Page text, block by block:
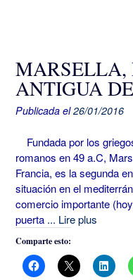
MARSELLA,
ANTIGUA
Publicada el26/01/2016
Fundada por los
romanos en 49 a.C,
Francia, es la segunda
situación en el
comercio importante
puerta ... Lire plus
Comparte esto: